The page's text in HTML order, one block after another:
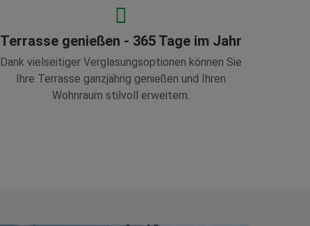
Terrasse genießen - 365 Tage im Jahr
Dank vielseitiger Verglasungsoptionen können Sie
Ihre Terrasse ganzjährig genießen und Ihren
Wohnraum stilvoll erweitern.